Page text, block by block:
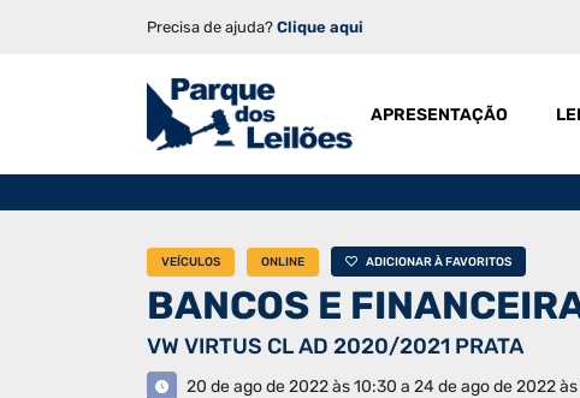
Precisa de ajuda? Clique aqui
APRESENTAÇÃO
VEÍCULOS ONLINE ADICIONAR À FAVORITOS
BANCOS E
VW VIRTUS CL AD 2020/2021 PRATA
20 de ago de 2022 às 10:30 a 24 de ago de 2022 às